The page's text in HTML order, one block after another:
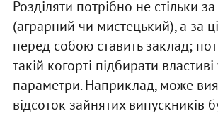
Розділяти потрібно не стільки
(аграрний чи мистецький), а за
перед собою ставить заклад;
такій когорті підбирати
параметри. Наприклад, може
відсоток зайнятих випускників